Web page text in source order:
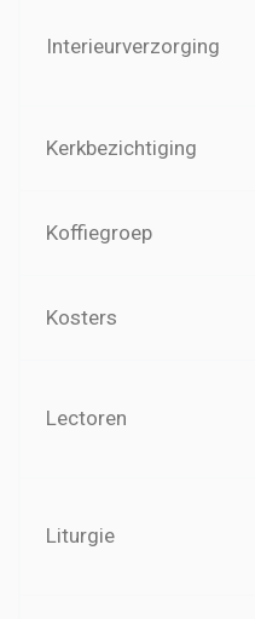
Interieurverzorging
Kerkbezichtiging
Koffiegroep
Kosters
Lectoren
Liturgie